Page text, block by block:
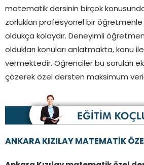
matematik dersinin birçok
zorlukları profesyonel bir
oldukça kolaydır. Deneyimli
oldukları konuları anlatmakta, konu
vermektedir. Öğrenciler bu soruları
çözerek özel dersten maksimum
ANKARA KIZILAY MATEMATİK